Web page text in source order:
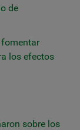
de
fomentar
los efectos
sobre los